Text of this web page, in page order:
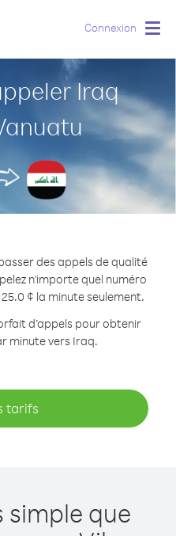
Connexion
Iraq
des appels de qualité
n'importe quel numéro
¢ la minute seulement.
d’appels pour obtenir
minute vers Iraq.
tarifs
simple que